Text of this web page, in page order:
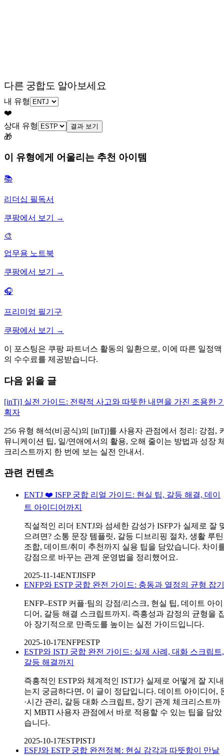
다른 궁합도 알아보세요
내 유형
❤️
상대 유형
결과 보기
🎁
이 유형에게 어울리는 추천 아이템
📚
리더십 필독서
쿠팡에서 보기 →
🎨
업무용 노트북
쿠팡에서 보기 →
🎧
프리미엄 필기구
쿠팡에서 보기 →
이 포스팅은 쿠팡 파트너스 활동의 일환으로, 이에 따른 일정액
의 수수료를 제공받습니다.
다음 읽을 글
[inTj] 실전 가이드: 전략적 사고와 따뜻한 내면을 가진 조용한
획자
256 유형 해석(비공식)의 [inTj]를 사용자 관점에서 정리: 강점,
뮤니케이션 팁, 일/연애에서의 활용, 오해 줄이는 방법과 성장
크리스트까지 한 번에 보는 실전 안내서.
관련 컨텐츠
ENTJ ❤️ ISFP 궁합 리얼 가이드: 현실 팁, 갈등 해결, 데이
트 아이디어까지
직설적인 리더 ENTJ와 섬세한 감성가 ISFP가 실제로 잘
으려면? 소통 문장 템플릿, 갈등 디브리핑 절차, 생활 루틴
조합, 데이트/취미 추천까지 실용 팁을 담았습니다. 차이
강점으로 바꾸는 관계 운영법을 정리했어요.
2025-11-14ENTJISFP
ENFP와 ESTP 궁합 완전 가이드: 충동과 열정의 균형 잡기
ENFP–ESTP 커플·팀의 강점/리스크, 현실 팁, 데이트 아이
디어, 갈등 해결 스크립트까지. 즉흥성과 감정의 균형을
아 장기적으로 만족도를 높이는 실전 가이드입니다.
2025-10-17ENFPESTP
ESTP와 ISTJ 궁합 완전 가이드: 실제 사례, 대화 스크립트,
갈등 해결까지
즉흥적인 ESTP와 체계적인 ISTJ가 실제로 어떻게 잘 지내
는지 궁금하다면, 이 글이 정답입니다. 데이트 아이디어,
·시간 관리, 갈등 대화 스크립트, 장기 관계 체크리스트까
지 MBTI 사용자 관점에서 바로 적용할 수 있는 팁을 담았
습니다.
2025-10-17ESTPISTJ
ESFJ와 ESTP 궁합 완전정복: 현실 감각과 따뜻함이 만날